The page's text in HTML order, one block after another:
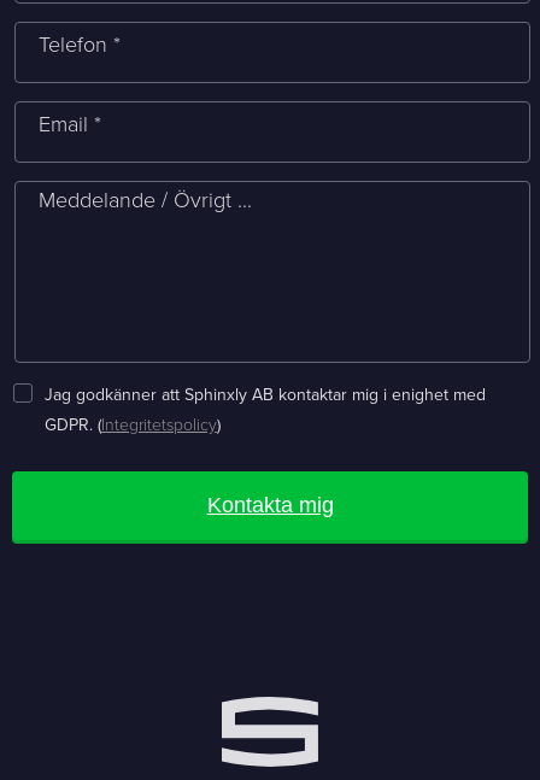
Telefon *
Email *
Meddelande / Övrigt ...
Jag godkänner att Sphinxly AB kontaktar mig i enighet med
GDPR. (Integritetspolicy)
Kontakta mig